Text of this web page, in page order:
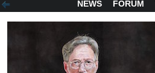
NEWS FORUM